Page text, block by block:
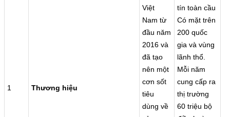
1 Thương hiệu
Việt
Nam từ
đầu năm
2016 và
đã tạo
nên một
cơn sốt
tiêu
dùng về
tín toàn cầu
Có mặt trên
200 quốc
gia và vùng
lãnh thổ.
Mỗi năm
cung cấp ra
thị trường
60 triệu bộ